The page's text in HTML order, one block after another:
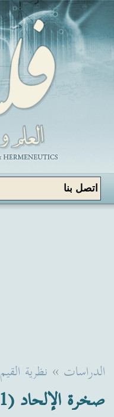
الدراسات » نظرية القيم
صخرة الإلحاد (1)